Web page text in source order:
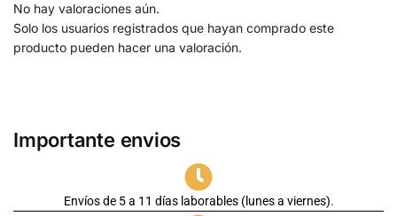
No hay valoraciones aún.
Solo los usuarios registrados que hayan comprado este
producto pueden hacer una valoración.
Importante envios
Envíos de 5 a 11 días laborables (lunes a viernes).